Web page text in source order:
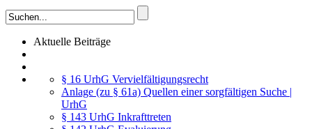
Aktuelle Beiträge
§ 16 UrhG Vervielfältigungsrecht
Anlage (zu § 61a) Quellen einer sorgfältigen Suche |
UrhG
§ 143 UrhG Inkrafttreten